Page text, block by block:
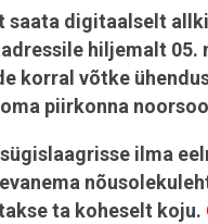
saata digitaalselt
hiljemalt 05.
korral võtke
piirkonna
ilma
ta koheselt koju.